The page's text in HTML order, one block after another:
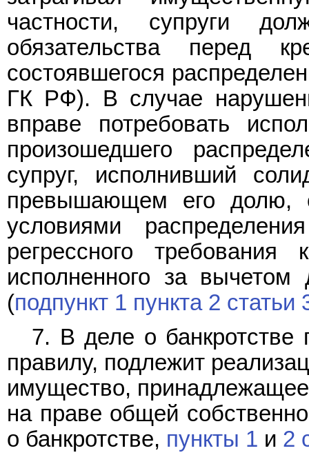
частности, супруги
обязательства перед
состоявшегося
ГК РФ). В случае
вправе потребовать
произошедшего
супруг, исполнивший
превышающем его долю,
условиями
регрессного
исполненного за
(подпункт 1 пункта 2 статьи
7. В деле о
правилу, подлежит
имущество,
на праве общей
о банкротстве, пункты 1 и 2